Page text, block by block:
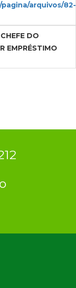
arquivos/82-
DO
EMPRÉSTIMO